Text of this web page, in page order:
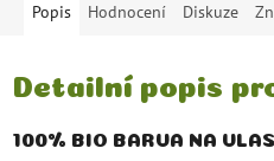
Popis Hodnocení Diskuze
Detailní popis
100% BIO BARVA NA